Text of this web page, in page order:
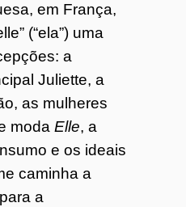
em França,
(“ela”) uma
a
Juliette, a
as mulheres
moda Elle, a
e os ideais
caminha a
a